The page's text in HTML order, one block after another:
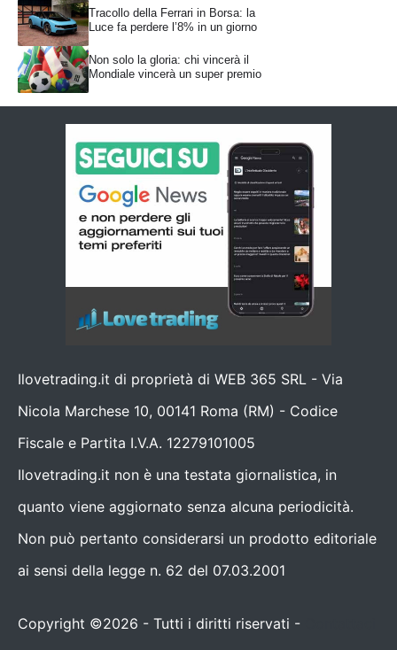
Tracollo della Ferrari in Borsa: la
Luce fa perdere l’8% in un giorno
Non solo la gloria: chi vincerà il
Mondiale vincerà un super premio
Ilovetrading.it di proprietà di WEB 365 SRL - Via
Nicola Marchese 10, 00141 Roma (RM) - Codice
Fiscale e Partita I.V.A. 12279101005
Ilovetrading.it non è una testata giornalistica, in
quanto viene aggiornato senza alcuna periodicità.
Non può pertanto considerarsi un prodotto editoriale
ai sensi della legge n. 62 del 07.03.2001
Copyright ©2026 - Tutti i diritti riservati -